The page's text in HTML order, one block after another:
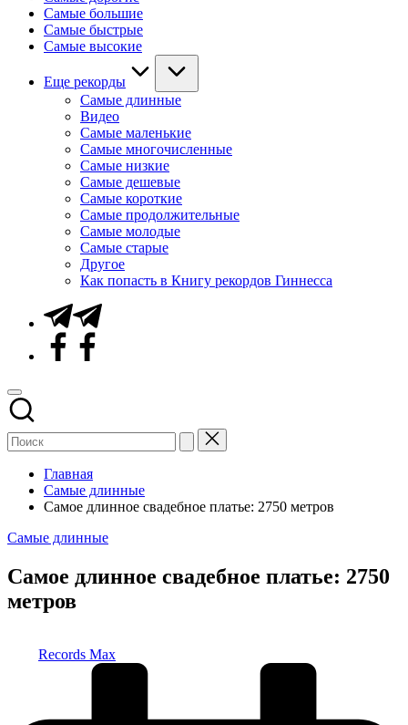
Самые большие
Самые быстрые
Самые высокие
Еще рекорды
Самые длинные
Видео
Самые маленькие
Самые многочисленные
Самые низкие
Самые дешевые
Самые короткие
Самые продолжительные
Самые молодые
Самые старые
Другое
Как попасть в Книгу рекордов Гиннесса
Telegram
Facebook
Главная
Самые длинные
Самое длинное свадебное платье: 2750 метров
Опубликовано
Самые длинные
Самое длинное свадебное платье: 2750
метров
Records Max